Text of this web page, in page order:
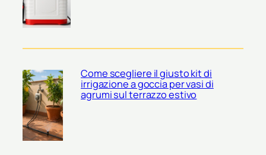
Come scegliere il giusto kit di
irrigazione a goccia per vasi di
agrumi sul terrazzo estivo